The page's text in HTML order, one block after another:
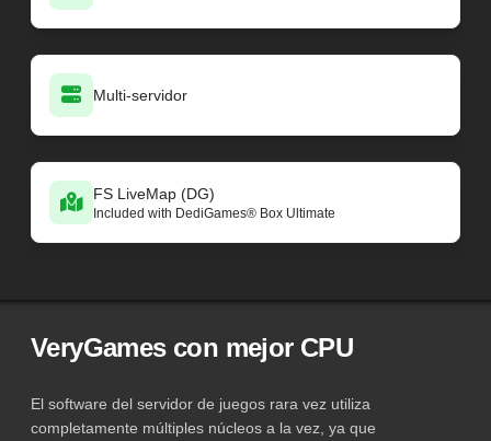
Multi-servidor
FS LiveMap (DG)
Included with DediGames® Box Ultimate
VeryGames con mejor CPU
El software del servidor de juegos rara vez utiliza
completamente múltiples núcleos a la vez, ya que